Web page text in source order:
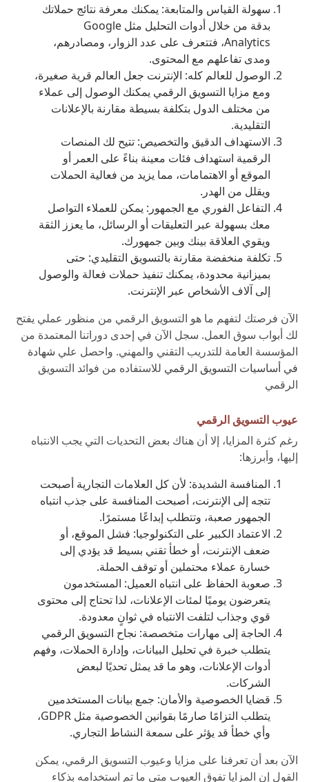
سهولة القياس والمتابعة: يمكنك معرفة نتائج حملاتك
بدقة من خلال أدوات التحليل مثل Google
Analytics، فتتعرف على عدد الزوار، ومصادرهم،
ومدى تفاعلهم مع المحتوى.
الوصول للعالم كله: الإنترنت جعل العالم قرية صغيرة،
ومع مزايا التسويق الرقمي يمكنك الوصول إلى عملاء
من مختلف الدول بتكلفة بسيطة مقارنة بالإعلانات
التقليدية.
الاستهداف الدقيق والتخصيص: تتيح لك المنصات
الرقمية استهداف فئات معينة بناءً على العمر أو
الموقع أو الاهتمامات، مما يزيد من فعالية الحملات
ويقلل من الهدر.
التفاعل الفوري مع الجمهور: يمكن للعملاء التواصل
معك بسهولة عبر التعليقات أو الرسائل، ما يعزز الثقة
ويقوي العلاقة بينك وبين جمهورك.
تكلفة منخفضة مقارنة بالتسويق التقليدي: حتى
بميزانية محدودة، يمكنك تنفيذ حملات فعالة والوصول
إلى آلاف الأشخاص عبر الإنترنت.
الآن فرصتك لتفهم ما هو التسويق الرقمي من منظور عملي يفتح
لك أبواب سوق العمل. سجل الآن في إحدى دوراتنا المعتمدة من
المؤسسة العامة للتدريب التقني والمهني. واحصل علي شهادة
في أساسيات التسويق الرقمي للاستفاده من فوائد التسويق
الرقمي
عيوب التسويق الرقمي
رغم كثرة المزايا، إلا أن هناك بعض التحديات التي يجب الانتباه
إليها، وأبرزها:
المنافسة الشديدة: لأن كل العلامات التجارية أصبحت
تتجه إلى الإنترنت، أصبحت المنافسة على جذب انتباه
الجمهور صعبة، وتتطلب إبداعًا مستمرًا.
الاعتماد الكبير على التكنولوجيا: فشل الموقع، أو
ضعف الإنترنت، أو خطأ تقني بسيط قد يؤدي إلى
خسارة عملاء محتملين أو توقف الحملة.
صعوبة الحفاظ على انتباه العميل: المستخدمون
يتعرضون يوميًا لمئات الإعلانات، لذا تحتاج إلى محتوى
قوي وجذاب لتلفت الانتباه في ثوانٍ معدودة.
الحاجة إلى مهارات متخصصة: نجاح التسويق الرقمي
يتطلب خبرة في تحليل البيانات، وإدارة الحملات، وفهم
أدوات الإعلانات، وهو ما قد يمثل تحديًا لبعض
الشركات.
قضايا الخصوصية والأمان: جمع بيانات المستخدمين
يتطلب التزامًا صارمًا بقوانين الخصوصية مثل GDPR،
وأي خطأ قد يؤثر على سمعة النشاط التجاري.
الآن بعد أن تعرفنا على مزايا وعيوب التسويق الرقمي، يمكن
القول إن المزايا تفوق العيوب متى ما تم استخدامه بذكاء